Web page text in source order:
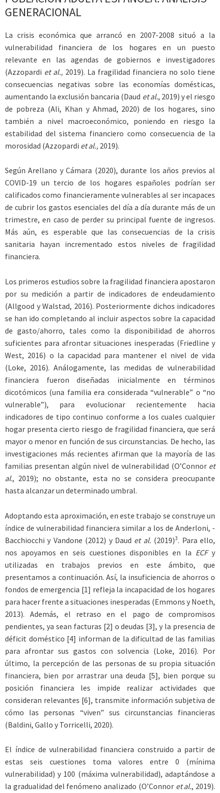
GENERACIONAL
La crisis económica que arrancó en 2007-2008 situó a la
vulnerabilidad financiera de los hogares en un puesto
relevante en las agendas de gobiernos e investigadores
(Azzopardi et al., 2019). La fragilidad financiera no solo tiene
consecuencias negativas sobre las economías domésticas,
aumentando la exclusión bancaria (Daud et al., 2019) y el riesgo
de pobreza (Ali, Khan y Ahmad, 2020) de los hogares, sino
también a nivel macroeconómico, poniendo en riesgo la
estabilidad del sistema financiero como consecuencia de la
morosidad (Azzopardi et al., 2019).
Según Arellano y Cámara (2020), durante los años previos al
COVID-19 un tercio de los hogares españoles podrían ser
calificados como financieramente vulnerables al ser incapaces
de cubrir los gastos esenciales del día a día durante más de un
trimestre, en caso de perder su principal fuente de ingresos.
Más aún, es esperable que las consecuencias de la crisis
sanitaria hayan incrementado estos niveles de fragilidad
financiera.
Los primeros estudios sobre la fragilidad financiera apostaron
por su medición a partir de indicadores de endeudamiento
(Allgood y Walstad, 2016). Posteriormente dichos indicadores
se han ido completando al incluir aspectos sobre la capacidad
de gasto/ahorro, tales como la disponibilidad de ahorros
suficientes para afrontar situaciones inesperadas (Friedline y
West, 2016) o la capacidad para mantener el nivel de vida
(Loke, 2016). Análogamente, las medidas de vulnerabilidad
financiera fueron diseñadas inicialmente en términos
dicotómicos (una familia era considerada “vulnerable” o “no
vulnerable”), para evolucionar recientemente hacia
indicadores de tipo continuo conforme a los cuales cualquier
hogar presenta cierto riesgo de fragilidad financiera, que será
mayor o menor en función de sus circunstancias. De hecho, las
investigaciones más recientes afirman que la mayoría de las
familias presentan algún nivel de vulnerabilidad (O’Connor et
al., 2019); no obstante, esta no se considera preocupante
hasta alcanzar un determinado umbral.
Adoptando esta aproximación, en este trabajo se construye un
índice de vulnerabilidad financiera similar a los de Anderloni, ­
Bacchiocchi y Vandone (2012) y Daud et al. (2019)3. Para ello,
nos apoyamos en seis cuestiones disponibles en la ECFy
utilizadas en trabajos previos en este ámbito, que
presentamos a continuación. Así, la insuficiencia de ahorros o
fondos de emergencia [1] refleja la incapacidad de los hogares
para hacer frente a situaciones inesperadas (Emmons y Noeth,
2013). Además, el retraso en el pago de compromisos
pendientes, ya sean facturas [2] o deudas [3], y la presencia de
déficit doméstico [4] informan de la dificultad de las familias
para afrontar sus gastos con solvencia (Loke, 2016). Por
último, la percepción de las personas de su propia situación
financiera, bien por arrastrar una deuda [5], bien porque su
posición financiera les impide realizar actividades que
consideran relevantes [6], transmite información subjetiva de
cómo las personas “viven” sus circunstancias financieras
(Baldini, Gallo y Torricelli, 2020).
El índice de vulnerabilidad financiera construido a partir de
estas seis cuestiones toma valores entre 0 (mínima
vulnerabilidad) y 100 (máxima vulnerabilidad), adaptándose a
la gradualidad del fenómeno analizado (O’Connor et al., 2019).